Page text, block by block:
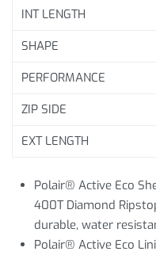
INT LENGTH
SHAPE
PERFORMANCE
ZIP SIDE
EXT LENGTH
Polair® Active Eco
400T Diamond
durable, water
Polair® Active Eco